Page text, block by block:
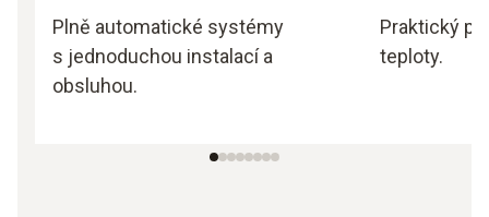
Plně automatické systémy
s jednoduchou instalací a
obsluhou.
Praktický
teploty.